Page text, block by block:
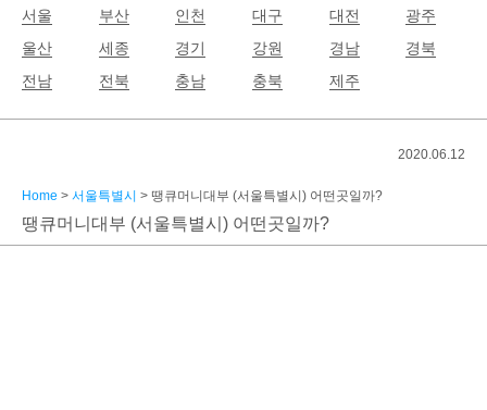
서울
부산 인천 대구 대전
광주
울산
세종 경기 강원 경남
경북
전남
전북 충남 충북 제주
2020.06.12
Home > 서울특별시 > 땡큐머니대부 (서울특별시) 어떤곳일까?
땡큐머니대부 (서울특별시) 어떤곳일까?